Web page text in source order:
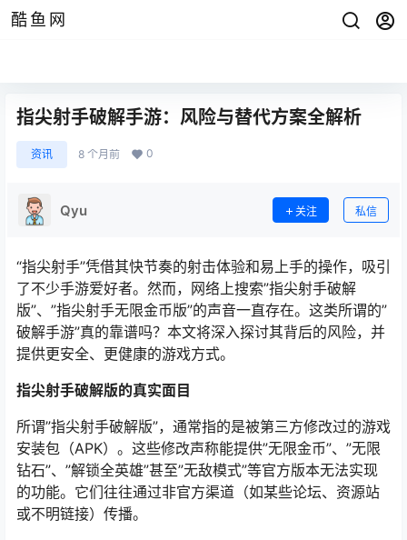
酷鱼网
指尖射手破解手游：风险与替代方案全解析
资讯 8 个月前 0
Qyu 关注 私信
“指尖射手”凭借其快节奏的射击体验和易上手的操作，吸引
了不少手游爱好者。然而，网络上搜索”指尖射手破解
版”、”指尖射手无限金币版”的声音一直存在。这类所谓的”
破解手游”真的靠谱吗？本文将深入探讨其背后的风险，并
提供更安全、更健康的游戏方式。
指尖射手破解版的真实面目
所谓”指尖射手破解版”，通常指的是被第三方修改过的游戏
安装包（APK）。这些修改声称能提供”无限金币”、”无限
钻石”、”解锁全英雄”甚至”无敌模式”等官方版本无法实现
的功能。它们往往通过非官方渠道（如某些论坛、资源站
或不明链接）传播。